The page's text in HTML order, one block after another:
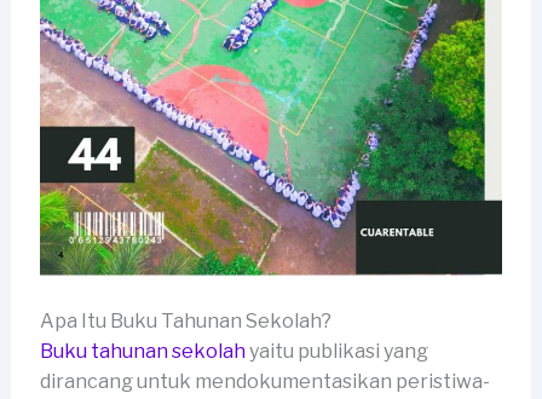
Apa Itu Buku Tahunan Sekolah?
Buku tahunan sekolahyaitu publikasi yang
dirancang untuk mendokumentasikan peristiwa-